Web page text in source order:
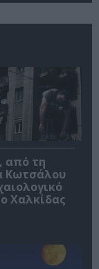
από τη
Κωτσάλου
Χαλκίδας